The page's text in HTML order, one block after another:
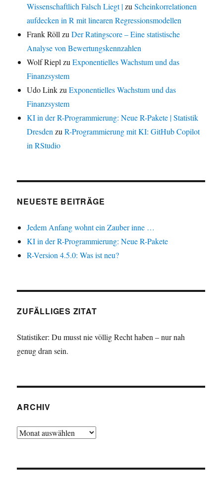
Wissenschaftlich Falsch Liegt |zuScheinkorrelationen
aufdecken in R mit linearen Regressionsmodellen
Frank Röll zuDer Ratingscore – Eine statistische
Analyse von Bewertungskennzahlen
Wolf Riepl zuExponentielles Wachstum und das
Finanzsystem
Udo LinkzuExponentielles Wachstum und das
Finanzsystem
KI in der R-Programmierung: Neue R-Pakete | Statistik
Dresden zuR-Programmierung mit KI: GitHub Copilot
in RStudio
NEUESTE BEITRÄGE
Jedem Anfang wohnt ein Zauber inne …
KI in der R-Programmierung: Neue R-Pakete
R-Version 4.5.0: Was ist neu?
ZUFÄLLIGES ZITAT
Statistiker: Du musst nie völlig Recht haben – nur nah
genug dran sein.
ARCHIV
Archiv